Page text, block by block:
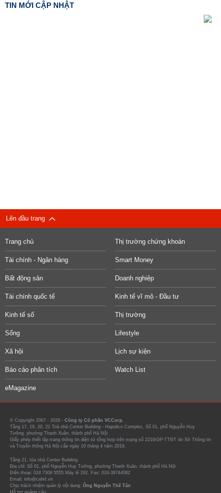
TIN MỚI CẬP NHẬT
Lên đầu trang
Trang chủ Thị trường chứng khoán
Tài chính - Ngân hàng Smart Money
Bất động sản Doanh nghiệp
Tài chính quốc tế Kinh tế vĩ mô - Đầu tư
Kinh tế số Thị trường
Sống Lifestyle
Xã hội Lịch sự kiện
Báo cáo phân tích Watch List
eMagazine
© Copyright 2007 - 2026 - Công ty Cổ phần VCCorp.
Tầng 17, 19, 20, 21 Toà nhà Center Building - Hapulico Complex, Số 01, phố Nguyễn Huy
Tưởng, phường Thanh Xuân, thành phố Hà Nội
Giấy phép thiết lập trang thông tin điện tử tổng hợp trên mạng số 2216/GP-TTĐT do Sở Thông tin
và Truyền thông Hà Nội cấp ngày 10 tháng 4 năm 2019.
Tầng 21, tòa nhà Center Building.
Địa chỉ: Số 01, phố Nguyễn Huy Tưởng, phường Thanh Xuân, thành phố Hà Nội
Điện thoại: 024 7309 5555 Máy lẻ 292. Fax: 024-39744082
Email: info@cafef.vn
Chịu trách nhiệm quản lý nội dung: Ông Nguyễn Thế Tân